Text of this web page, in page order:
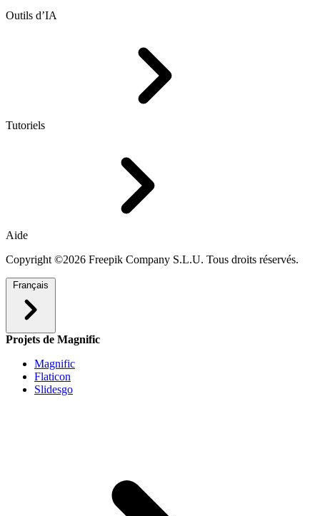
Outils d’IA
Tutoriels
Aide
Copyright ©2026 Freepik Company S.L.U. Tous droits réservés.
Français
Projets de Magnific
Magnific
Flaticon
Slidesgo